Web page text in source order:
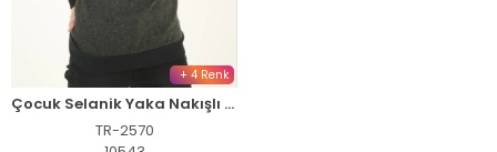
+ 4 Renk
Çocuk Selanik Yaka Nakışlı Kazak - Haki
TR-2570